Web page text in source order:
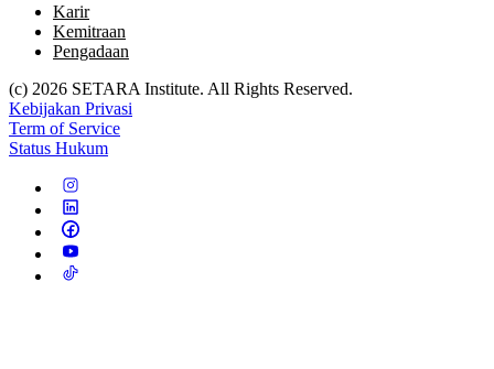
Karir
Kemitraan
Pengadaan
(c) 2026 SETARA Institute. All Rights Reserved.
Kebijakan Privasi
Term of Service
Status Hukum